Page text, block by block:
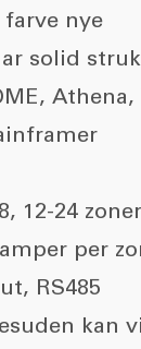
Ny
Hot runner
Tilbehør
nye
solid
Athena,
12-24
per
RS485
kan